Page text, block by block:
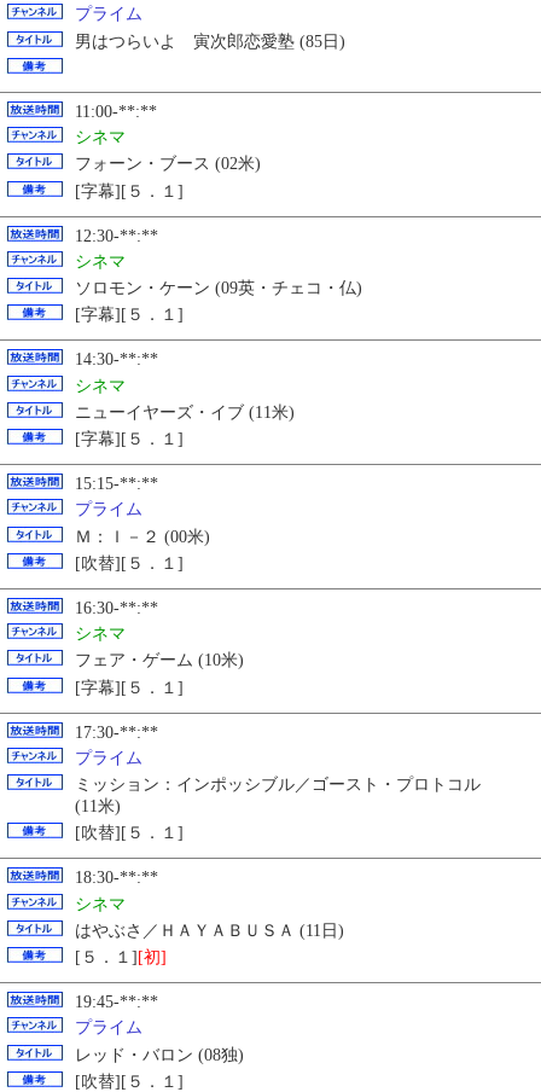
プライム
男はつらいよ 寅次郎恋愛塾 (85日)
11:00-**:**
シネマ
フォーン・ブース (02米)
[字幕][５．１]
12:30-**:**
シネマ
ソロモン・ケーン (09英・チェコ・仏)
[字幕][５．１]
14:30-**:**
シネマ
ニューイヤーズ・イブ (11米)
[字幕][５．１]
15:15-**:**
プライム
Ｍ：Ｉ－２ (00米)
[吹替][５．１]
16:30-**:**
シネマ
フェア・ゲーム (10米)
[字幕][５．１]
17:30-**:**
プライム
ミッション：インポッシブル／ゴースト・プロトコル
(11米)
[吹替][５．１]
18:30-**:**
シネマ
はやぶさ／ＨＡＹＡＢＵＳＡ (11日)
[５．１] [初]
19:45-**:**
プライム
レッド・バロン (08独)
[吹替][５．１]